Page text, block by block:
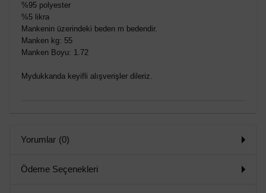
%95 polyester
%5 likra
Mankenin üzerindeki beden m bedendir.
Manken kg: 55
Manken Boyu: 1.72
Mydukkanda keyifli alışverişler dileriz.
Yorumlar (0)
Ödeme Seçenekleri